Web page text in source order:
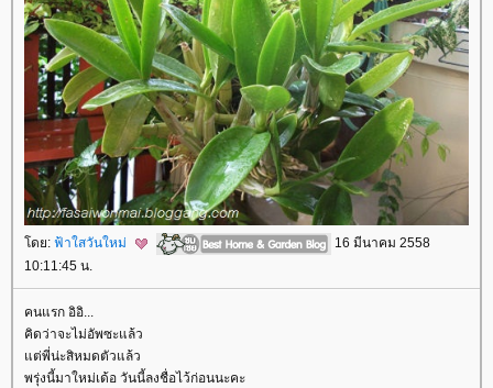
ดย: ฟ้าใสวันใหม่
16 มีนาคม 2558
10:11:45 น.
คนแรก อิอิ...
คิดว่าจะไม่อัพซะแล้ว
ต่พี่น่ะสิหมดตัวแล้ว
พรุ่งนี้มาใหม่เด้อ วันนี้ลงชื่อไว้ก่อนนะคะ